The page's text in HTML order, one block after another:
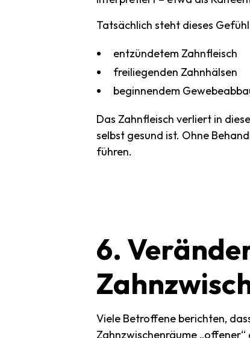
Tatsächlich steht dieses
entzündetem Zahnfleisch
freiliegenden Zahnhälsen
beginnendem
Das Zahnfleisch verliert in
selbst gesund ist. Ohne
führen.
6.
Viele Betroffene berichten,
Zahnzwischenräume